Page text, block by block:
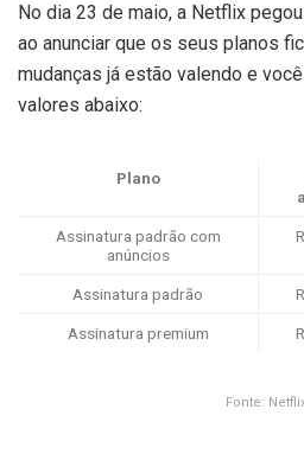
No dia 23 de maio, a Netflix
ao anunciar que os seus planos
mudanças já estão valendo e
valores abaixo:
Plano
Assinatura padrão com
anúncios
Assinatura padrão
Assinatura premium
Fonte: